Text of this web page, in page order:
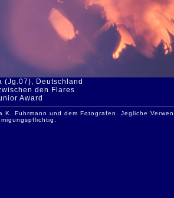
(Jg.07), Deutschland
den Flares
Award
Fuhrmann und dem Fotografen. Jegliche